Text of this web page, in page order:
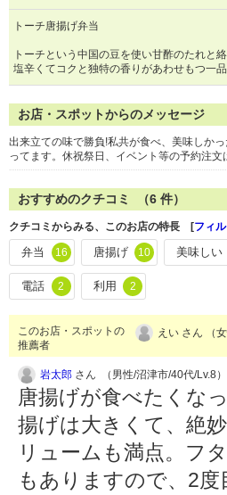
トーチ唐揚げ弁当
トーチという中国の豆を使い甘酢のたれと
塩辛くてコクと独特の香りがあわせもつ一
お店・スポットからのメッセージ
出来立ての味で勝負!私共が食べ、美味しか
ってます。休祝祭日、イベント等の予約注文
おすすめのクチコミ （6 件）
クチコミからみる、このお店の特長 [フィ
弁当 16 唐揚げ 10 美味しい
電話 2 利用 2
このお店・スポットの
推薦者
えい さん （
岩太郎 さん （男性/沼津市/40代/Lv.8）
唐揚げが食べたくな
揚げは大きくて、絶
リュームも満点。フ
もありますので、2